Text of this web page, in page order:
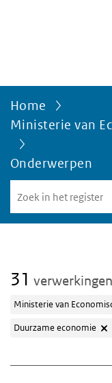
Home
Ministerie van
Onderwerpen
in
het
31 verwerkingen
Ministerie van
Duurzame economie